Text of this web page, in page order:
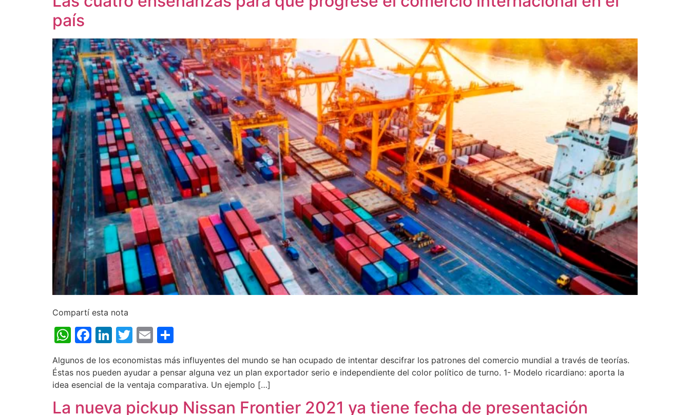
país
Compartí esta nota
WhatsApp
Facebook
LinkedIn
Twitter
Email
Algunos de los economistas más influyentes del mundo se han ocupado de intentar descifrar los patrones del comercio mundial a través de teorías.
Éstas nos pueden ayudar a pensar alguna vez un plan exportador serio e independiente del color político de turno. 1- Modelo ricardiano: aporta la
idea esencial de la ventaja comparativa. Un ejemplo […]
La nueva pickup Nissan Frontier 2021 ya tiene fecha de presentación